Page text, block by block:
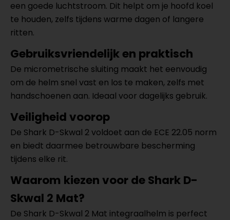
een goede luchtstroom. Dit helpt om je hoofd koel
te houden, zelfs tijdens warme dagen of langere
ritten.
Gebruiksvriendelijk en praktisch
De micrometrische sluiting maakt het eenvoudig
om de helm snel vast en los te maken, zelfs met
handschoenen aan. Ideaal voor dagelijks gebruik.
Veiligheid voorop
De Shark D-Skwal 2 voldoet aan de ECE 22.05 norm
en biedt daarmee betrouwbare bescherming
tijdens elke rit.
Waarom kiezen voor de Shark D-
Skwal 2 Mat?
De Shark D-Skwal 2 Mat integraalhelm is perfect